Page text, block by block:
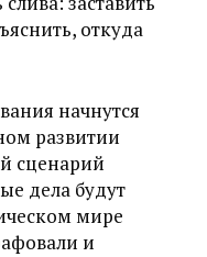
откуда
начнутся
развитии
сценарий
дела будут
мире
и